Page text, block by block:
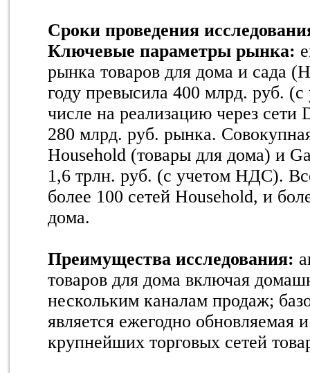
Сроки проведения
Ключевые параметры рынка:
рынка товаров для дома и сада
году превысила 400 млрд. руб.
числе на реализацию через сети
280 млрд. руб. рынка.
Household (товары для дома) и
1,6 трлн. руб. (с учетом НДС).
более 100 сетей Household, и
дома.
Преимущества исследования:
товаров для дома включая
нескольким каналам продаж;
является ежегодно обновляемая
крупнейших торговых сетей